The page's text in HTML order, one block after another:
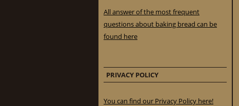
All answer of the most frequent
questions about baking bread can be
found here
PRIVACY POLICY
You can find our Privacy Policy here!